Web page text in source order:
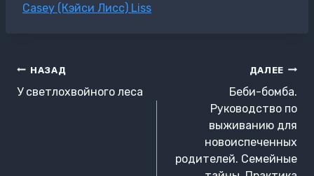
Метки
Casey (Кэйси Лисс) Liss
Навигация
по
НАЗАД
У светлохвойного леса
ДАЛЕЕ
Беби-бомба.
Руководство по
выживанию для
новоиспеченных
родителей. Семейные